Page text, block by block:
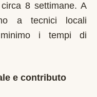
8 settimane. A
a tecnici locali
i tempi di
e contributo